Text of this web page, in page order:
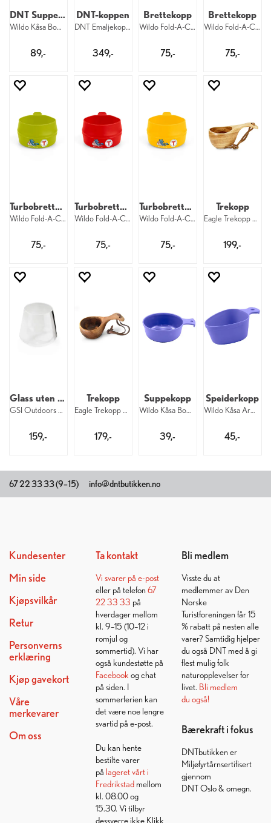
DNT Suppekopp
Wildo Kåsa Bowl 350 ml DNT
89,-
DNT-koppen
DNT Emaljekopp 350 ml White
349,-
Brettekopp
Wildo Fold-A-Cup 2,5 dl Red DNT
75,-
Brettekopp
Wildo Fold-A-Cup 2,5 dl Navy DNT
75,-
Turbobrettekopp
Wildo Fold-A-Cup 2,5 dl Green DNT
75,-
Turbobrettekopp
Wildo Fold-A-Cup 2,5 dl Red DNT
75,-
Turbobrettekopp
Wildo Fold-A-Cup 2,5 dl Yellow DNT
75,-
Trekopp
Eagle Trekopp Go-koppen 200 ml
199,-
Glass uten stett
GSI Outdoors Stemless Glass 4,3 dl
159,-
Trekopp
Eagle Trekopp Go-koppen Liten 110 ml
179,-
Suppekopp
Wildo Kåsa Bowl 3,5 dl Blueberry
39,-
Speiderkopp
Wildo Kåsa Army 3 dl Blueberry
45,-
67 22 33 33 (9–15) info@dntbutikken.no
Kundesenter
Min side
Kjøpsvilkår
Retur
Personverns
erklæring
Kjøp gavekort
Våre
merkevarer
Om oss
Ta kontakt
Vi svarer på e-post
eller på telefon 67
22 33 33 på
hverdager mellom
kl. 9–15 (10–12 i
romjul og
sommertid). Vi har
også kundestøtte på
Facebook og chat
på siden. I
sommerferien kan
det være noe lengre
svartid på e-post.
Du kan hente
bestilte varer
på lageret vårt i
Fredrikstadmellom
kl. 08.00 og
15.30. Vi tilbyr
dessverre ikke Klikk
Bli medlem
Visste du at
medlemmer av Den
Norske
Turistforeningen får 15
% rabatt på nesten alle
varer? Samtidig hjelper
du også DNT med å gi
flest mulig folk
naturopplevelser for
livet. Bli medlem
du også!
Bærekraft i fokus
DNTbutikken er
Miljøfyrtårnsertifisert
gjennom
DNT Oslo & omegn.